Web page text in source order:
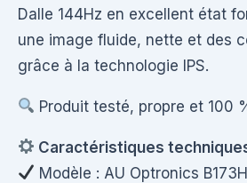
Dalle 144Hz en excellent état
une image fluide, nette et des
grâce à la technologie IPS.
Produit testé, propre et 100
Caractéristiques
Modèle : AU Optronics